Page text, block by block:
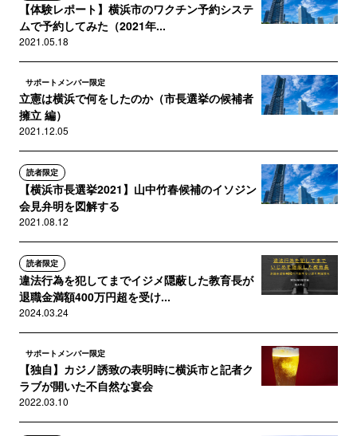
【体験レポート】横浜市のワクチン予約システ
ムで予約してみた（2021年...
2021.05.18
サポートメンバー限定
立憲は横浜で何をしたのか（市長選挙の候補者
擁立 編）
2021.12.05
読者限定
【横浜市長選挙2021】山中竹春候補のイソジン
会見弁明を図解する
2021.08.12
読者限定
違法行為を犯してまでイジメ隠蔽した教育長が
退職金満額400万円超を受け...
2024.03.24
サポートメンバー限定
【独自】カジノ誘致の表明時に横浜市と記者ク
ラブが開いた不自然な宴会
2022.03.10